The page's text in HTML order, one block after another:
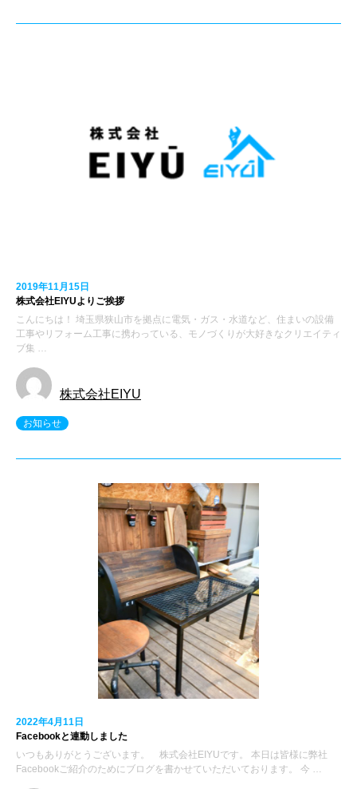
2019年11月15日
株式会社EIYUよりご挨拶
こんにちは！ 埼玉県狭山市を拠点に電気・ガス・水道など、住まいの設備
工事やリフォーム工事に携わっている、モノづくりが大好きなクリエイティ
ブ集 …
株式会社EIYU
お知らせ
2022年4月11日
Facebookと連動しました
いつもありがとうございます。 株式会社EIYUです。 本日は皆様に弊社
Facebookご紹介のためにブログを書かせていただいております。 今 …